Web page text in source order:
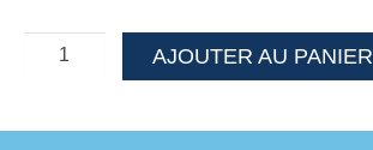
AJOUTER AU PANIER